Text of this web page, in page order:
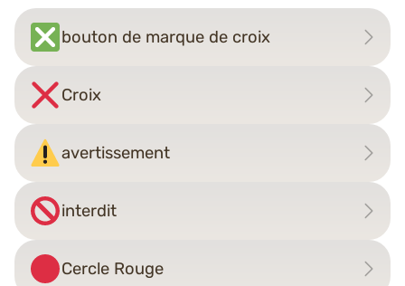
bouton de marque de croix
Croix
avertissement
interdit
Cercle Rouge